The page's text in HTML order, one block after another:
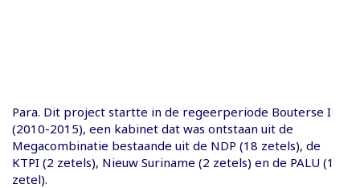
Para. Dit project startte in de regeerperiode Bouterse I
(2010-2015), een kabinet dat was ontstaan uit de
Megacombinatie bestaande uit de NDP (18 zetels), de
KTPI (2 zetels), Nieuw Suriname (2 zetels) en de PALU (1
zetel).